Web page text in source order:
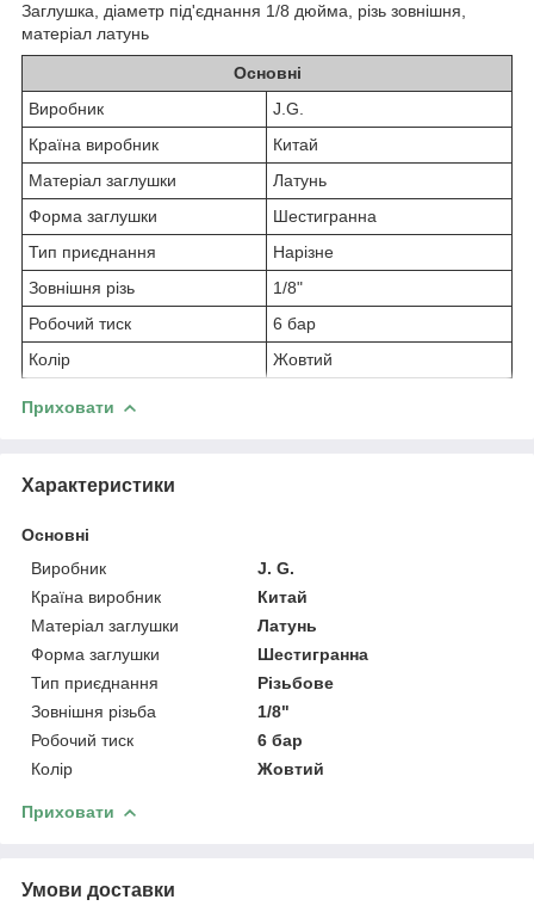
Заглушка, діаметр під'єднання 1/8 дюйма, різь зовнішня,
матеріал латунь
Основні
Виробник
J.G.
Країна виробник
Китай
Матеріал заглушки
Латунь
Форма заглушки
Шестигранна
Тип приєднання
Нарізне
Зовнішня різь
1/8"
Робочий тиск
6 бар
Колір
Жовтий
Приховати
Характеристики
Основні
Виробник
J. G.
Країна виробник
Китай
Матеріал заглушки
Латунь
Форма заглушки
Шестигранна
Тип приєднання
Різьбове
Зовнішня різьба
1/8"
Робочий тиск
6 бар
Колір
Жовтий
Приховати
Умови доставки